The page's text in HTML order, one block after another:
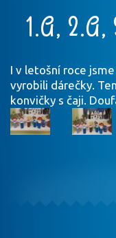
1.A, 2.A,
I v letošní roce
vyrobili dárečky.
konvičky s čaji.